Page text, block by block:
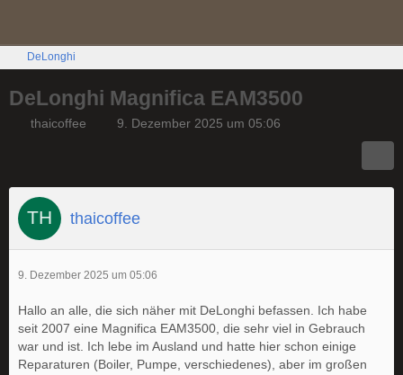
DeLonghi
DeLonghi Magnifica EAM3500
thaicoffee 9. Dezember 2025 um 05:06
thaicoffee
9. Dezember 2025 um 05:06
Hallo an alle, die sich näher mit DeLonghi befassen. Ich habe
seit 2007 eine Magnifica EAM3500, die sehr viel in Gebrauch
war und ist. Ich lebe im Ausland und hatte hier schon einige
Reparaturen (Boiler, Pumpe, verschiedenes), aber im großen